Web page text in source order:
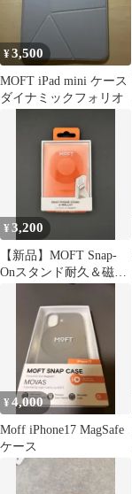
MS007MP-1-MO-JTBK
¥3,500
MOFT iPad mini ケース
ダイナミックフォリオ
¥3,200
【新品】MOFT Snap-
Onスタンド耐久＆磁力
強化版サンライズオレ
¥4,000
Moff iPhone17 MagSafe
ケース